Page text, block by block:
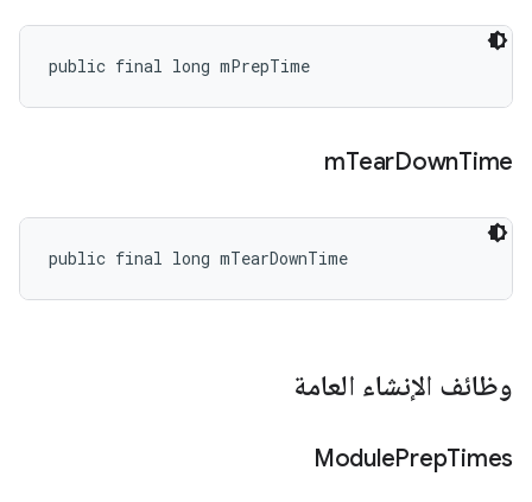
public final long mPrepTime
mTearDownTime
public final long mTearDownTime
وظائف الإنشاء العامة
ModulePrepTimes